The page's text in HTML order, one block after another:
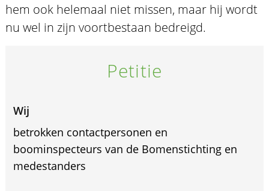
hem ook helemaal niet missen, maar hij wordt
nu wel in zijn voortbestaan bedreigd.
Petitie
Wij
betrokken contactpersonen en
boominspecteurs van de Bomenstichting en
medestanders